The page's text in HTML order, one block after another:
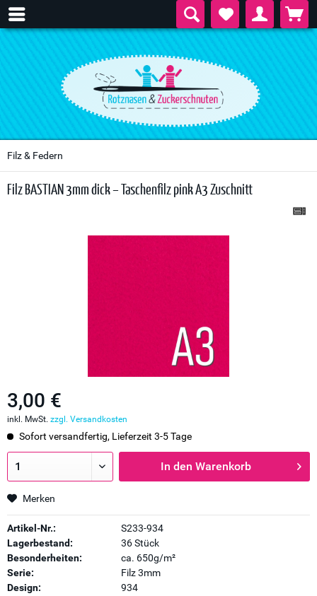
Filz & Federn
Filz BASTIAN 3mm dick – Taschenfilz pink A3 Zuschnitt
3,00 €
inkl. MwSt. zzgl. Versandkosten
Sofort versandfertig, Lieferzeit 3-5 Tage
In den Warenkorb
Merken
Artikel-Nr.:
S233-934
Lagerbestand:
36 Stück
Besonderheiten:
ca. 650g/m²
Serie:
Filz 3mm
Design:
934